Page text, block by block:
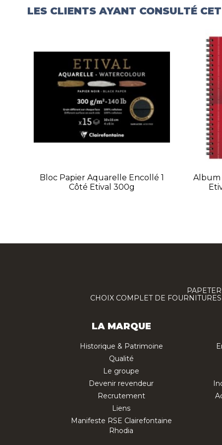
LES CLIENTS AYANT CONSULTÉ
Bloc Papier Aquarelle Encollé 1
Côté Etival 300g
Album
CHOIX COMPLET DE
LA MARQUE
Historique & Patrimoine
Qualité
Le groupe
Devenir revendeur
Recrutement
Liens
Manifeste RSE Clairefontaine
Rhodia